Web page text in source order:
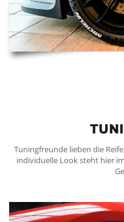
Tuningfreunde lieben die
individuelle Look steht hier